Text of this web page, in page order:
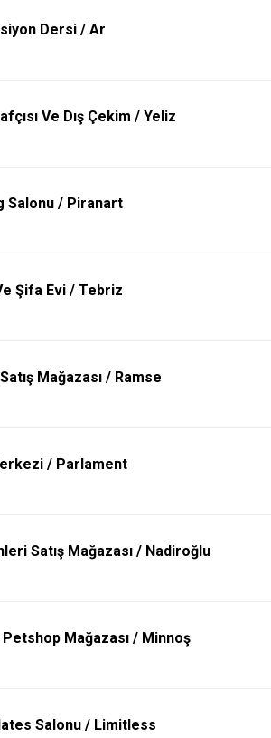
Dersi / Ar
Ve Dış Çekim / Yeliz
Salonu / Piranart
Şifa Evi / Tebriz
Mağazası / Ramse
/ Parlament
Satış Mağazası / Nadiroğlu
Petshop Mağazası / Minnoş
Salonu / Limitless